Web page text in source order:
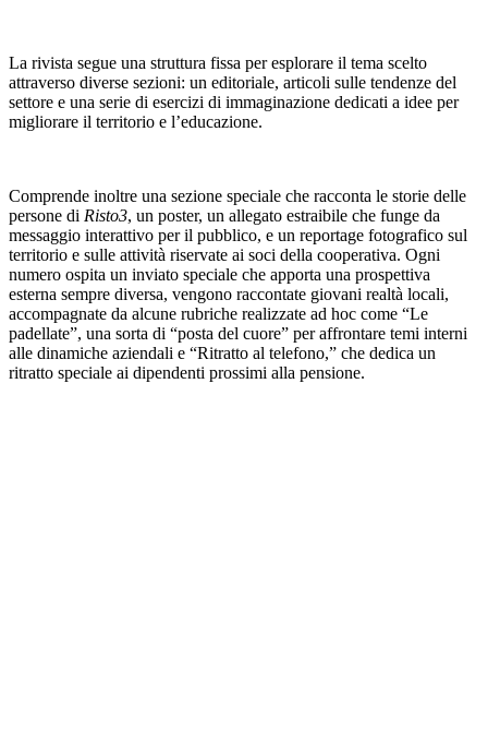
La rivista segue una struttura fissa per esplorare il tema scelto
attraverso diverse sezioni: un editoriale, articoli sulle tendenze del
settore e una serie di esercizi di immaginazione dedicati a idee per
migliorare il territorio e l’educazione.
Comprende inoltre una sezione speciale che racconta le storie delle
persone di Risto3, un poster, un allegato estraibile che funge da
messaggio interattivo per il pubblico, e un reportage fotografico sul
territorio e sulle attività riservate ai soci della cooperativa. Ogni
numero ospita un inviato speciale che apporta una prospettiva
esterna sempre diversa, vengono raccontate giovani realtà locali,
accompagnate da alcune rubriche realizzate ad hoc come “Le
padellate”, una sorta di “posta del cuore” per affrontare temi interni
alle dinamiche aziendali e “Ritratto al telefono,” che dedica un
ritratto speciale ai dipendenti prossimi alla pensione.